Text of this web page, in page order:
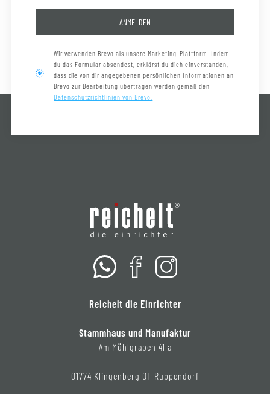
ANMELDEN
Wir verwenden Brevo als unsere Marketing-Plattform. Indem
du das Formular absendest, erklärst du dich einverstanden,
dass die von dir angegebenen persönlichen Informationen an
Brevo zur Bearbeitung übertragen werden gemäß den
Datenschutzrichtlinien von Brevo.
Reichelt die Einrichter
Stammhaus und Manufaktur
Am Mühlgraben 41 a
01774 Klingenberg OT Ruppendorf